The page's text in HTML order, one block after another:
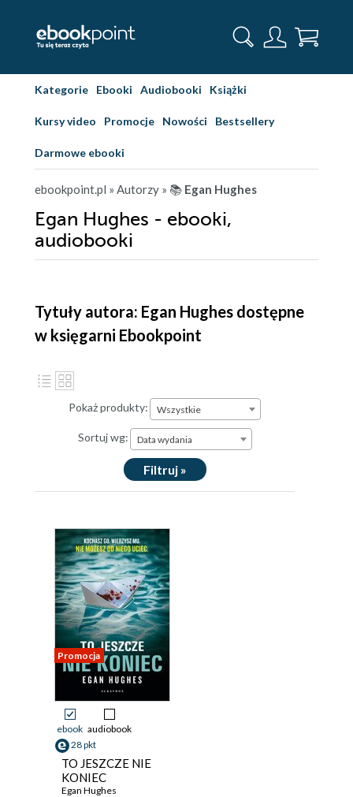
Kategorie Ebooki Audiobooki Książki
Kursy video Promocje Nowości Bestsellery
Darmowe ebooki
ebookpoint.pl » Autorzy » 📚 Egan Hughes
Egan Hughes - ebooki,
audiobooki
Tytuły autora: Egan Hughes dostępne
w księgarni Ebookpoint
Pokaż produkty: Wszystkie
Sortuj wg: Data wydania
Filtruj »
Promocja
ebook audiobook
28 pkt
TO JESZCZE NIE
KONIEC
Egan Hughes